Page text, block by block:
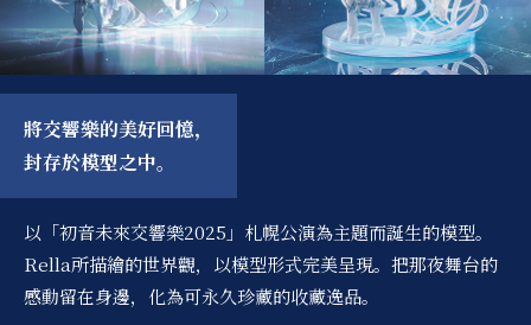
將交響樂的美好回憶，
封存於模型之中。
以「初音未來交響樂2025」札幌公演為主題而誕生的模型。
Rella所描繪的世界觀，以模型形式完美呈現。把那夜舞台的
感動留在身邊，化為可永久珍藏的收藏逸品。